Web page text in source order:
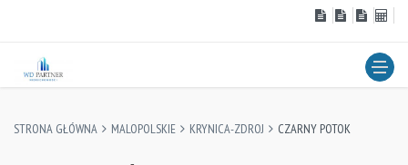
STRONA GŁÓWNA MALOPOLSKIE KRYNICA-ZDROJ CZARNY POTOK